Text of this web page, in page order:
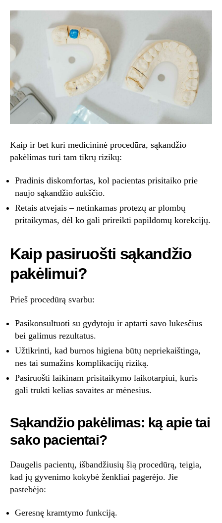
Kaip ir bet kuri medicininė procedūra, sąkandžio
pakėlimas turi tam tikrų rizikų:
Pradinis diskomfortas, kol pacientas prisitaiko prie
naujo sąkandžio aukščio.
Retais atvejais – netinkamas protezų ar plombų
pritaikymas, dėl ko gali prireikti papildomų korekcijų.
Kaip pasiruošti sąkandžio
pakėlimui?
Prieš procedūrą svarbu:
Pasikonsultuoti su gydytoju ir aptarti savo lūkesčius
bei galimus rezultatus.
Užtikrinti, kad burnos higiena būtų nepriekaištinga,
nes tai sumažins komplikacijų riziką.
Pasiruošti laikinam prisitaikymo laikotarpiui, kuris
gali trukti kelias savaites ar mėnesius.
Sąkandžio pakėlimas: ką apie tai
sako pacientai?
Daugelis pacientų, išbandžiusių šią procedūrą, teigia,
kad jų gyvenimo kokybė ženkliai pagerėjo. Jie
pastebėjo:
Geresnę kramtymo funkciją.